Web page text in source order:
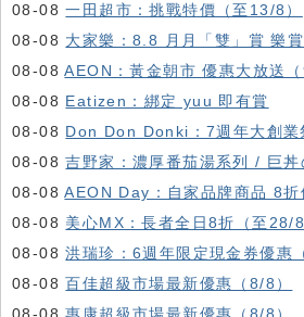
08-08一田超市：挑戰特價（至13/8）
08-08 大家樂：8.8 月月「雙」賞 樂
08-08AEON：黃金朝市 優惠大放送（
08-08 Eatizen：綁定 yuu 即有賞
08-08 Don Don Donki：7週年大創業
08-08吉野家：濃厚番茄湯系列 / 巨丼
08-08AEON Day：自家品牌商品 8折
08-08 美心MX：長者全日8折（至28/8
08-08洪瑞珍：6週年限定現金券優惠
08-08百佳超級市場最新優惠（8/8）